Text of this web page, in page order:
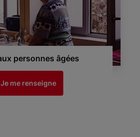
personnes âgées
Je me renseigne